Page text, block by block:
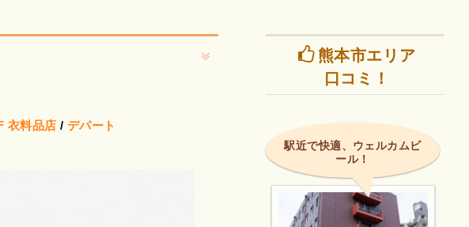
衣料品店 / デパート
熊本市エリア
口コミ！
駅近で快適、ウェルカムビ
ール！